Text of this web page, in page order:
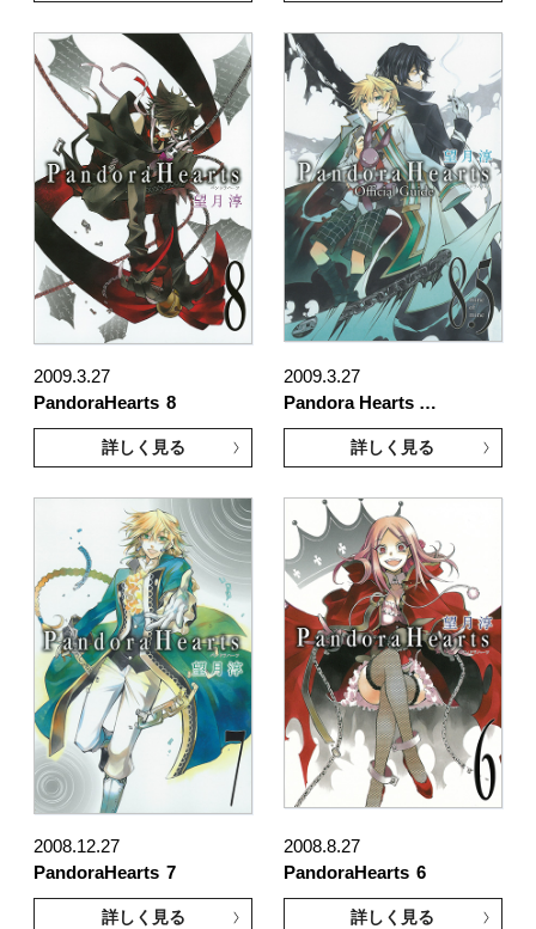
2009.3.27
PandoraHearts 8
詳しく見る
2009.3.27
Pandora Hearts …
詳しく見る
2008.12.27
PandoraHearts 7
詳しく見る
2008.8.27
PandoraHearts 6
詳しく見る